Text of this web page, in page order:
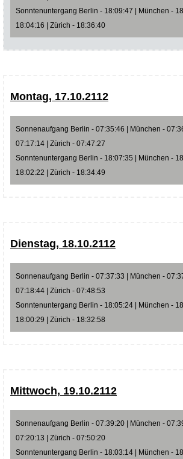
Sonntenuntergang Berlin - 18:09:47 | München -
18:04:16 | Zürich - 18:36:40
Montag, 17.10.2112
Sonnenaufgang Berlin - 07:35:46 | München -
07:17:14 | Zürich - 07:47:27
Sonntenuntergang Berlin - 18:07:35 | München -
18:02:22 | Zürich - 18:34:49
Dienstag, 18.10.2112
Sonnenaufgang Berlin - 07:37:33 | München -
07:18:44 | Zürich - 07:48:53
Sonntenuntergang Berlin - 18:05:24 | München -
18:00:29 | Zürich - 18:32:58
Mittwoch, 19.10.2112
Sonnenaufgang Berlin - 07:39:20 | München -
07:20:13 | Zürich - 07:50:20
Sonntenuntergang Berlin - 18:03:14 | München -